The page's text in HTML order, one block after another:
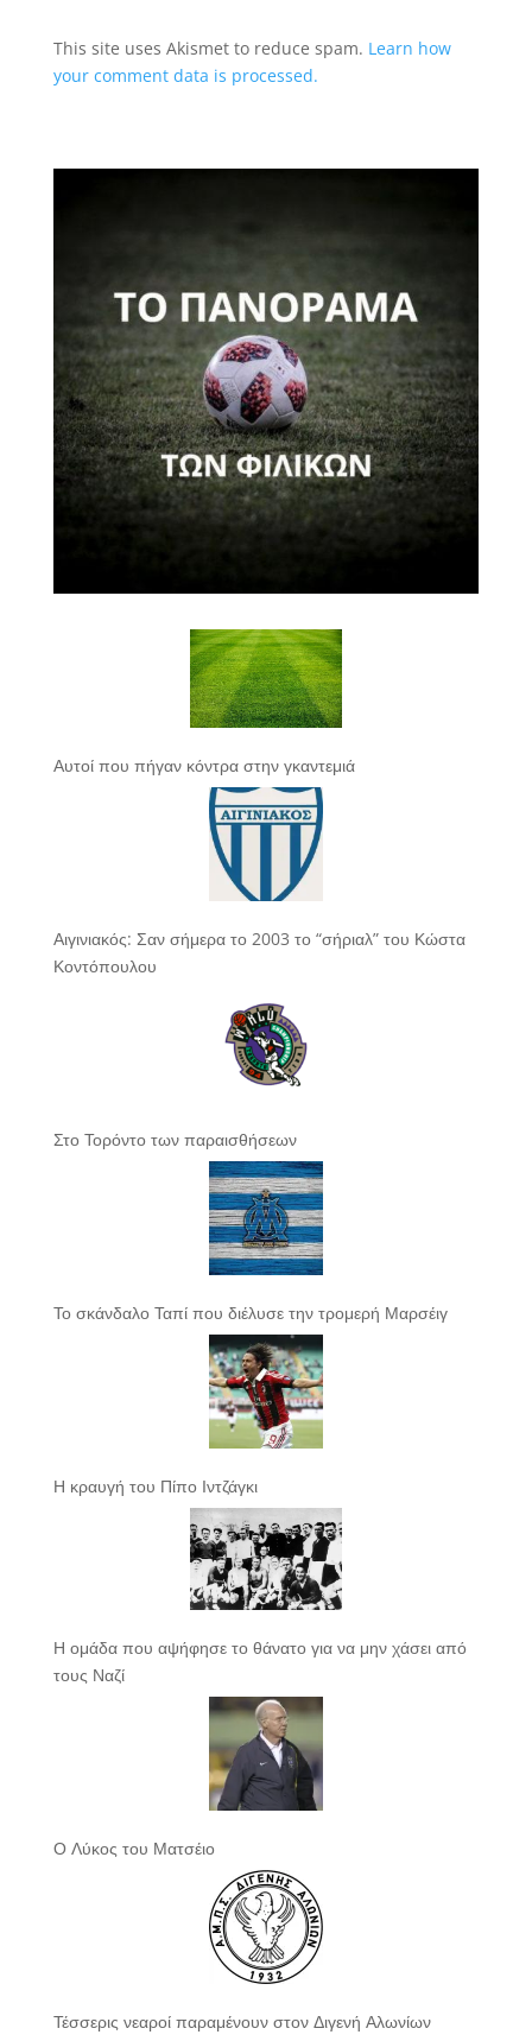
This site uses Akismet to reduce spam. Learn how
your comment data is processed.
Αυτοί που πήγαν κόντρα στην γκαντεμιά
Αιγινιακός: Σαν σήμερα το 2003 το “σήριαλ” του Κώστα
Κοντόπουλου
Στο Τορόντο των παραισθήσεων
Το σκάνδαλο Ταπί που διέλυσε την τρομερή Μαρσέιγ
Η κραυγή του Πίπο Ιντζάγκι
Η ομάδα που αψήφησε το θάνατο για να μην χάσει από
τους Ναζί
Ο Λύκος του Ματσέιο
Τέσσερις νεαροί παραμένουν στον Διγενή Αλωνίων